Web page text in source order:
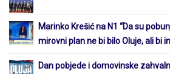
Marinko Krešić na N1 “Da su
mirovni plan ne bi bilo Oluje, ali bi
Dan pobjede i domovinske